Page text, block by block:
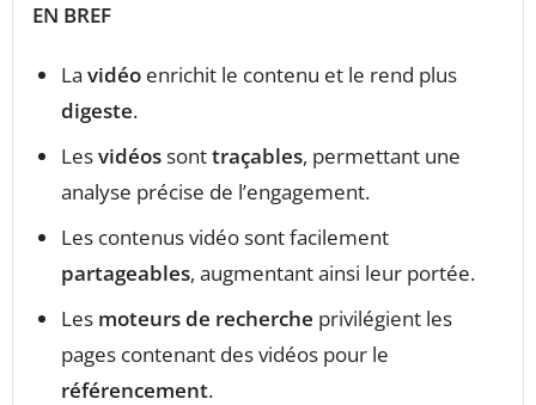
EN BREF
La vidéo enrichit le contenu et le rend plus
digeste.
Lesvidéossonttraçables, permettant une
analyse précise de l’engagement.
Les contenus vidéo sont facilement
partageables, augmentant ainsi leur portée.
Les moteurs de recherche privilégient les
pages contenant des vidéos pour le
référencement.